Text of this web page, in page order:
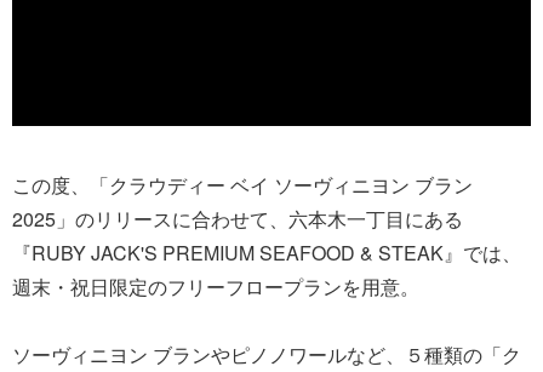
この度、「クラウディー ベイ ソーヴィニヨン ブラン
2025」のリリースに合わせて、六本木一丁目にある
『RUBY JACK'S PREMIUM SEAFOOD & STEAK』では、
週末・祝日限定のフリーフロープランを用意。
ソーヴィニヨン ブランやピノノワールなど、５種類の「ク